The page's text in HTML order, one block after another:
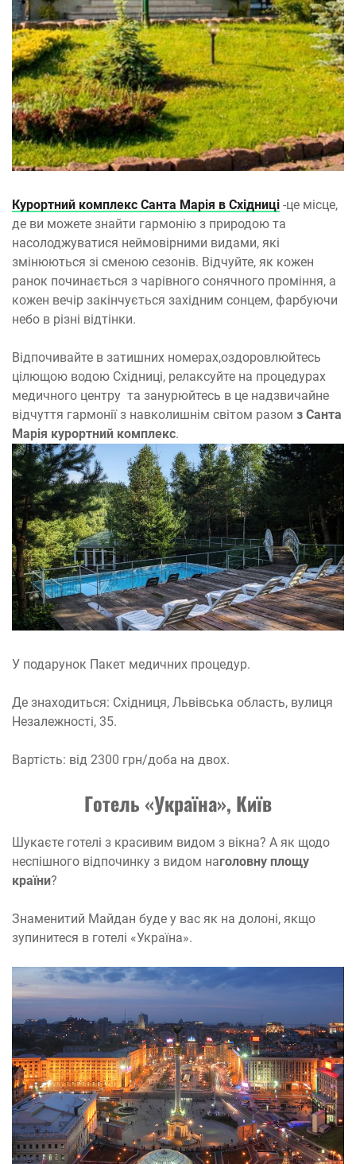
Курортний комплекс Санта Марія в Східниці -це місце,
де ви можете знайти гармонію з природою та
насолоджуватися неймовірними видами, які
змінюються зі сменою сезонів. Відчуйте, як кожен
ранок починається з чарівного сонячного проміння, а
кожен вечір закінчується західним сонцем, фарбуючи
небо в різні відтінки.
Відпочивайте в затишних номерах,оздоровлюйтесь
цілющою водою Східниці, релаксуйте на процедурах
медичного центру та занурюйтесь в це надзвичайне
відчуття гармонії з навколишнім світом разом з Санта
Марія курортний комплекс.
У подарунок Пакет медичних процедур.
Де знаходиться: Східниця, Львівська область, вулиця
Незалежності, 35.
Вартість: від 2300 грн/доба на двох.
Готель «Україна», Київ
Шукаєте готелі з красивим видом з вікна? А як щодо
неспішного відпочинку з видом наголовну площу
країни?
Знаменитий Майдан буде у вас як на долоні, якщо
зупинитеся в готелі «Україна».